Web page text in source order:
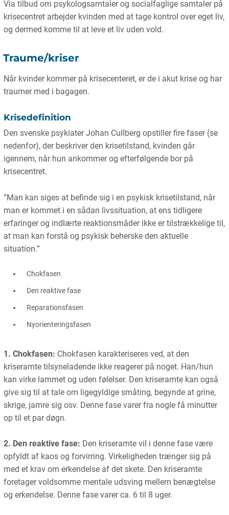
Via tilbud om psykologsamtaler og socialfaglige samtaler på
krisecentret arbejder kvinden med at tage kontrol over eget liv,
og dermed komme til at leve et liv uden vold.
Traume/kriser
Når kvinder kommer på krisecenteret, er de i akut krise og har
traumer med i bagagen.
Krisedefinition
Den svenske psykiater Johan Cullberg opstiller fire faser (se
nedenfor), der beskriver den krisetilstand, kvinden går
igennem, når hun ankommer og efterfølgende bor på
krisecentret.
”Man kan siges at befinde sig i en psykisk krisetilstand, når
man er kommet i en sådan livssituation, at ens tidligere
erfaringer og indlærte reaktionsmåder ikke er tilstrækkelige til,
at man kan forstå og psykisk beherske den aktuelle
situation.”
Chokfasen
Den reaktive fase
Reparationsfasen
Nyorienteringsfasen
1. Chokfasen: Chokfasen karakteriseres ved, at den
kriseramte tilsyneladende ikke reagerer på noget. Han/hun
kan virke lammet og uden følelser. Den kriseramte kan også
give sig til at tale om ligegyldige småting, begynde at grine,
skrige, jamre sig osv. Denne fase varer fra nogle få minutter
op til et par døgn.
2. Den reaktive fase: Den kriseramte vil i denne fase være
opfyldt af kaos og forvirring. Virkeligheden trænger sig på
med et krav om erkendelse af det skete. Den kriseramte
foretager voldsomme mentale udsving mellem benægtelse
og erkendelse. Denne fase varer ca. 6 til 8 uger.